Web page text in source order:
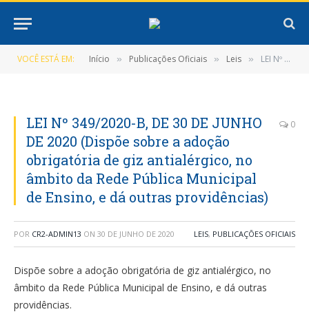
VOCÊ ESTÁ EM: Início » Publicações Oficiais » Leis » LEI Nº 349/2020-B, DE 30 DE JUNHO DE 2020 (Dispõe sobre a adoção obrigatória de giz antialérgico, no âmbito da Rede Pública Municipal de Ensino, e dá outras providências)
LEI Nº 349/2020-B, DE 30 DE JUNHO
DE 2020 (Dispõe sobre a adoção
obrigatória de giz antialérgico, no
âmbito da Rede Pública Municipal
de Ensino, e dá outras providências)
0
POR CR2-ADMIN13 ON 30 DE JUNHO DE 2020 LEIS, PUBLICAÇÕES OFICIAIS
Dispõe sobre a adoção obrigatória de giz antialérgico, no
âmbito da Rede Pública Municipal de Ensino, e dá outras
providências.